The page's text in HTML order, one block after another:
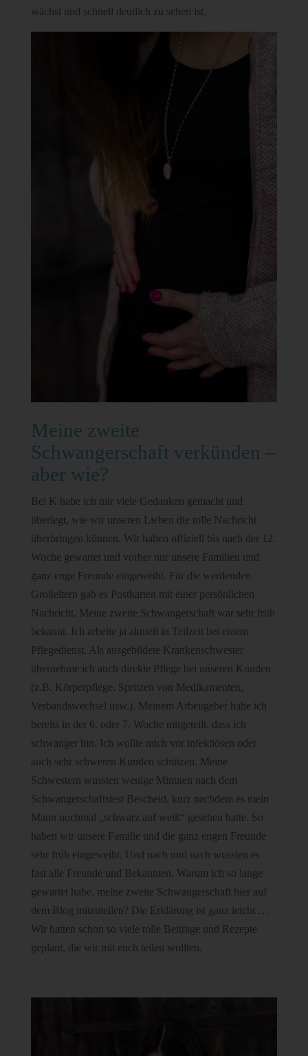
wächst und schnell deutlich zu sehen ist.
Meine zweite
Schwangerschaft verkünden –
aber wie?
Bei K habe ich mir viele Gedanken gemacht und
überlegt, wie wir unseren Lieben die tolle Nachricht
überbringen können. Wir haben offiziell bis nach der 12.
Woche gewartet und vorher nur unsere Familien und
ganz enge Freunde eingeweiht. Für die werdenden
Großeltern gab es Postkarten mit einer persönlichen
Nachricht. Meine zweite Schwangerschaft war sehr früh
bekannt. Ich arbeite ja aktuell in Teilzeit bei einem
Pflegedienst. Als ausgebildete Krankenschwester
übernehme ich auch direkte Pflege bei unseren Kunden
(z.B. Körperpflege, Spritzen von Medikamenten,
Verbandswechsel usw.). Meinem Arbeitgeber habe ich
bereits in der 6. oder 7. Woche mitgeteilt, dass ich
schwanger bin. Ich wollte mich vor infektiösen oder
auch sehr schweren Kunden schützen. Meine
Schwestern wussten wenige Minuten nach dem
Schwangerschaftstest Bescheid, kurz nachdem es mein
Mann nochmal „schwarz auf weiß“ gesehen hatte. So
haben wir unsere Familie und die ganz engen Freunde
sehr früh eingeweiht. Und nach und nach wussten es
fast alle Freunde und Bekannten. Warum ich so lange
gewartet habe, meine zweite Schwangerschaft hier auf
dem Blog mitzuteilen? Die Erklärung ist ganz leicht …
Wir hatten schon so viele tolle Beiträge und Rezepte
geplant, die wir mit euch teilen wollten.